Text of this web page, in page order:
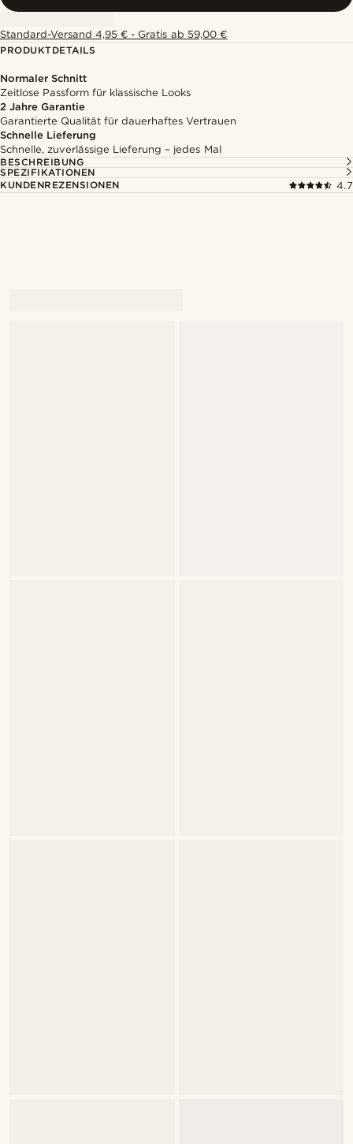
Standard-Versand 4,95 € - Gratis ab 59,00 €
PRODUKTDETAILS
Normaler Schnitt
Zeitlose Passform für klassische Looks
2 Jahre Garantie
Garantierte Qualität für dauerhaftes Vertrauen
Schnelle Lieferung
Schnelle, zuverlässige Lieferung – jedes Mal
BESCHREIBUNG
SPEZIFIKATIONEN
KUNDENREZENSIONEN
4.7